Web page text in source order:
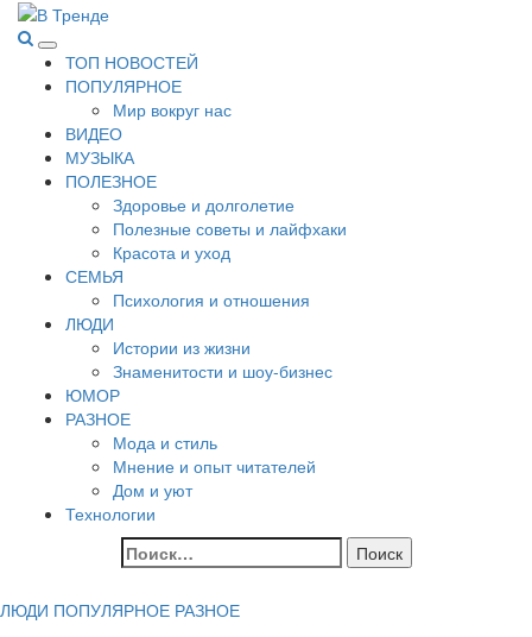
Перейти
содержимому
В Тренде
Самые свежие новости интернета
Основное
меню
ТОП НОВОСТЕЙ
ПОПУЛЯРНОЕ
Мир вокруг нас
ВИДЕО
МУЗЫКА
ПОЛЕЗНОЕ
Здоровье и долголетие
Полезные советы и лайфхаки
Красота и уход
СЕМЬЯ
Психология и отношения
ЛЮДИ
Истории из жизни
Знаменитости и шоу-бизнес
ЮМОР
РАЗНОЕ
Мода и стиль
Мнение и опыт читателей
Дом и уют
Технологии
Найти:
ЛЮДИ ПОПУЛЯРНОЕ РАЗНОЕ